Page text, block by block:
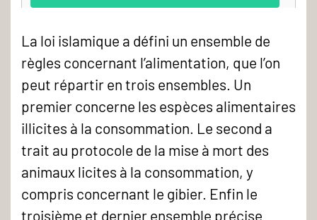
La loi islamique a défini un ensemble de
règles concernant l’alimentation, que l’on
peut répartir en trois ensembles. Un
premier concerne les espèces alimentaires
illicites à la consommation. Le second a
trait au protocole de la mise à mort des
animaux licites à la consommation, y
compris concernant le gibier. Enfin le
troisième et dernier ensemble précise